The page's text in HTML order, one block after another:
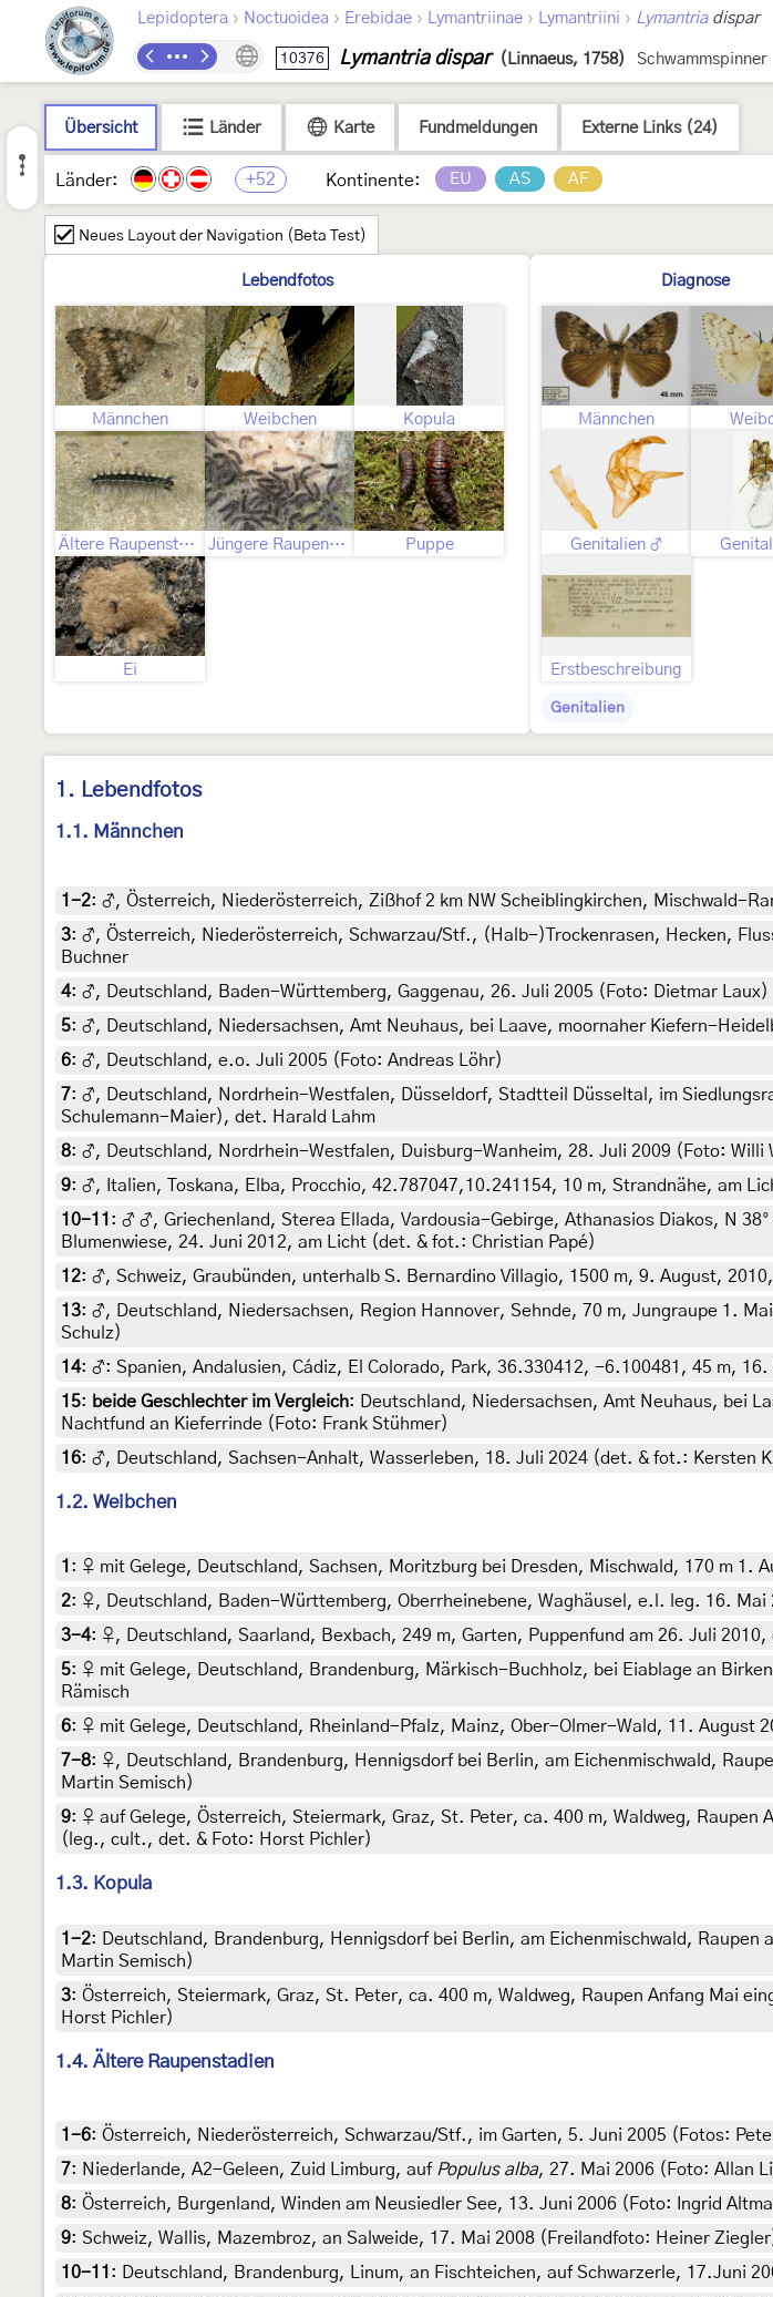
Lepidoptera › Noctuoidea › Erebidae › Lymantriinae › Lymantriini › Lymantriadispar
10376 Lymantria dispar (Linnaeus, 1758) Schwammspinner
Übersicht Länder Karte Fundmeldungen Externe Links (24)
Länder: +52 Kontinente: EU AS AF
Neues Layout der Navigation (Beta Test)
Lebendfotos
Männchen Weibchen Kopula
Ältere Raupenstadien Jüngere Raupenstadien Puppe
Ei
Diagnose
Männchen
Genitalien ♂
Erstbeschreibung
Genitalien
1. Lebendfotos
1.1. Männchen
1-2: ♂, Österreich, Niederösterreich, Zißhof 2 km NW Scheiblingkirchen, Mischwald-
3: ♂, Österreich, Niederösterreich, Schwarzau/Stf., (Halb-)Trockenrasen, Hecken,
Buchner
4: ♂, Deutschland, Baden-Württemberg, Gaggenau, 26. Juli 2005 (Foto: Dietmar Laux)
5: ♂, Deutschland, Niedersachsen, Amt Neuhaus, bei Laave, moornaher Kiefern-
6: ♂, Deutschland, e.o. Juli 2005 (Foto: Andreas Löhr)
7: ♂, Deutschland, Nordrhein-Westfalen, Düsseldorf, Stadtteil Düsseltal, im
Schulemann-Maier), det. Harald Lahm
8: ♂, Deutschland, Nordrhein-Westfalen, Duisburg-Wanheim, 28. Juli 2009 (Foto: Willi
9: ♂, Italien, Toskana, Elba, Procchio, 42.787047,10.241154, 10 m, Strandnähe, am
10-11 : ♂ ♂, Griechenland, Sterea Ellada, Vardousia-Gebirge, Athanasios Diakos, N 38°
Blumenwiese, 24. Juni 2012, am Licht (det. & fot.: Christian Papé)
12: ♂, Schweiz, Graubünden, unterhalb S. Bernardino Villagio, 1500 m, 9. August,
13: ♂, Deutschland, Niedersachsen, Region Hannover, Sehnde, 70 m, Jungraupe 1.
Schulz)
14: ♂: Spanien, Andalusien, Cádiz, El Colorado, Park, 36.330412, -6.100481, 45 m,
15: beide Geschlechter im Vergleich: Deutschland, Niedersachsen, Amt Neuhaus, bei
Nachtfund an Kieferrinde (Foto: Frank Stühmer)
16: ♂, Deutschland, Sachsen-Anhalt, Wasserleben, 18. Juli 2024 (det. & fot.: Kersten
1.2. Weibchen
1 : ♀ mit Gelege, Deutschland, Sachsen, Moritzburg bei Dresden, Mischwald, 170 m 1.
2: ♀, Deutschland, Baden-Württemberg, Oberrheinebene, Waghäusel, e.l. leg. 16.
3-4: ♀, Deutschland, Saarland, Bexbach, 249 m, Garten, Puppenfund am 26. Juli
5: ♀ mit Gelege, Deutschland, Brandenburg, Märkisch-Buchholz, bei Eiablage an
Rämisch
6: ♀ mit Gelege, Deutschland, Rheinland-Pfalz, Mainz, Ober-Olmer-Wald, 11. August
7-8: ♀, Deutschland, Brandenburg, Hennigsdorf bei Berlin, am Eichenmischwald,
Martin Semisch)
9: ♀ auf Gelege, Österreich, Steiermark, Graz, St. Peter, ca. 400 m, Waldweg, Raupen
(leg., cult., det. & Foto: Horst Pichler)
1.3. Kopula
1-2: Deutschland, Brandenburg, Hennigsdorf bei Berlin, am Eichenmischwald,
Martin Semisch)
3: Österreich, Steiermark, Graz, St. Peter, ca. 400 m, Waldweg, Raupen Anfang Mai
Horst Pichler)
1.4. Ältere Raupenstadien
1-6: Österreich, Niederösterreich, Schwarzau/Stf., im Garten, 5. Juni 2005 (Fotos:
7: Niederlande, A2-Geleen, Zuid Limburg, auf Populus alba, 27. Mai 2006 (Foto: Allan
8: Österreich, Burgenland, Winden am Neusiedler See, 13. Juni 2006 (Foto: Ingrid
9: Schweiz, Wallis, Mazembroz, an Salweide, 17. Mai 2008 (Freilandfoto: Heiner
10-11 : Deutschland, Brandenburg, Linum, an Fischteichen, auf Schwarzerle, 17.Juni